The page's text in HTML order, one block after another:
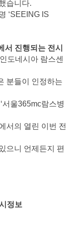
습니다.
‘SEEING IS
서 진행되는 전시
도네시아 람스센
분들이 인정하는
서울365mc람스병
서의 열린 이번 전
으니 언제든지 편
정보